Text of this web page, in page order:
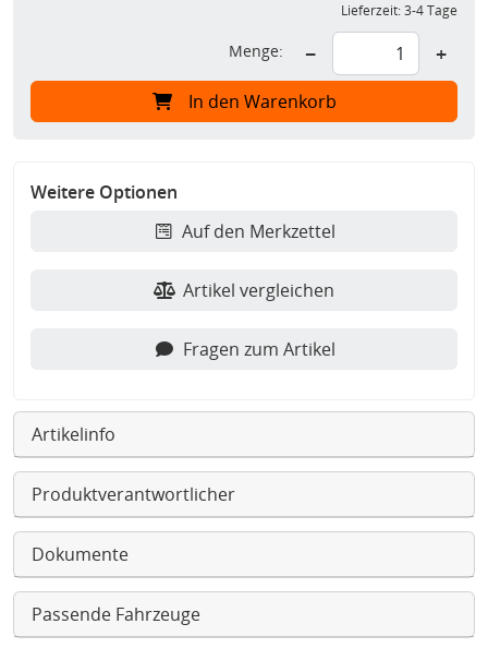
Lieferzeit:3-4 Tage
Menge: − +
In den Warenkorb
Weitere Optionen
Auf den Merkzettel
Artikel vergleichen
Fragen zum Artikel
Artikelinfo
Produktverantwortlicher
Dokumente
Passende Fahrzeuge